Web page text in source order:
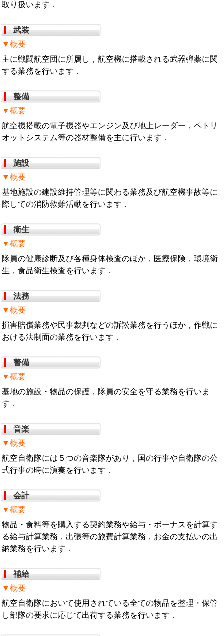
取り扱います．
武装
▼概要
主に戦闘航空団に所属し，航空機に搭載される武器弾薬に関
する業務を行います．
整備
▼概要
航空機搭載の電子機器やエンジン及び地上レーダー，ペトリ
オットシステム等の器材整備を主に行います．
施設
▼概要
基地施設の建設維持管理等に関わる業務及び航空機事故等に
際しての消防救難活動を行います．
衛生
▼概要
隊員の健康診断及び各種身体検査のほか，医療保険，環境衛
生，食品衛生検査を行います．
法務
▼概要
損害賠償業務や民事裁判などの訴訟業務を行うほか，作戦に
おける法制面の業務を行います．
警備
▼概要
基地の施設・物品の保護，隊員の安全を守る業務を行いま
す．
音楽
▼概要
航空自衛隊には５つの音楽隊があり，国の行事や自衛隊の公
式行事の時に演奏を行います．
会計
▼概要
物品・食料等を購入する契約業務や給与・ボーナスを計算す
る給与計算業務，出張等の旅費計算業務，お金の支払いの出
納業務を行います．
補給
▼概要
航空自衛隊において使用されている全ての物品を整理・保管
し部隊の要求に応じて出荷する業務を行います．